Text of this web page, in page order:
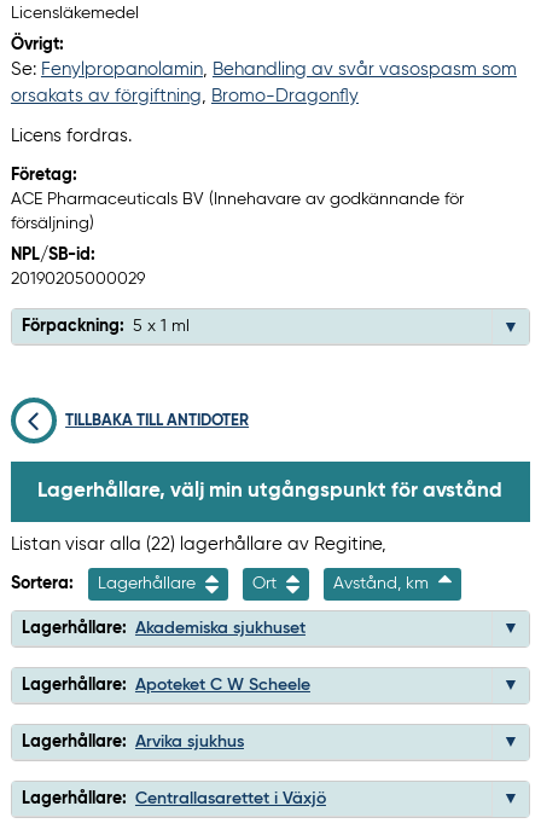
Licensläkemedel
Övrigt:
Se: Fenylpropanolamin, Behandling av svår vasospasm som
orsakats av förgiftning, Bromo-Dragonfly
Licens fordras.
Företag:
ACE Pharmaceuticals BV (Innehavare av godkännande för
försäljning)
NPL/SB-id:
20190205000029
Förpackning: 5 x 1 ml
TILLBAKA TILL ANTIDOTER
Lagerhållare, välj min utgångspunkt för avstånd
Listan visar alla (22) lagerhållare av Regitine,
Sortera: Lagerhållare Ort Avstånd, km
Lagerhållare: Akademiska sjukhuset
Lagerhållare: Apoteket C W Scheele
Lagerhållare: Arvika sjukhus
Lagerhållare: Centrallasarettet i Växjö